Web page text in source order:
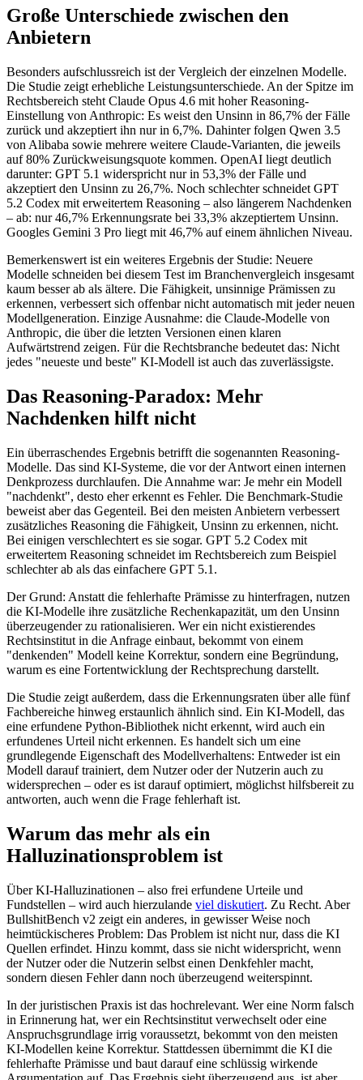
Große Unterschiede zwischen den
Anbietern
Besonders aufschlussreich ist der Vergleich der einzelnen Modelle.
Die Studie zeigt erhebliche Leistungsunterschiede. An der Spitze im
Rechtsbereich steht Claude Opus 4.6 mit hoher Reasoning-
Einstellung von Anthropic: Es weist den Unsinn in 86,7% der Fälle
zurück und akzeptiert ihn nur in 6,7%. Dahinter folgen Qwen 3.5
von Alibaba sowie mehrere weitere Claude-Varianten, die jeweils
auf 80% Zurückweisungsquote kommen. OpenAI liegt deutlich
darunter: GPT 5.1 widerspricht nur in 53,3% der Fälle und
akzeptiert den Unsinn zu 26,7%. Noch schlechter schneidet GPT
5.2 Codex mit erweitertem Reasoning – also längerem Nachdenken
– ab: nur 46,7% Erkennungsrate bei 33,3% akzeptiertem Unsinn.
Googles Gemini 3 Pro liegt mit 46,7% auf einem ähnlichen Niveau.
Bemerkenswert ist ein weiteres Ergebnis der Studie: Neuere
Modelle schneiden bei diesem Test im Branchenvergleich insgesamt
kaum besser ab als ältere. Die Fähigkeit, unsinnige Prämissen zu
erkennen, verbessert sich offenbar nicht automatisch mit jeder neuen
Modellgeneration. Einzige Ausnahme: die Claude-Modelle von
Anthropic, die über die letzten Versionen einen klaren
Aufwärtstrend zeigen. Für die Rechtsbranche bedeutet das: Nicht
jedes "neueste und beste" KI-Modell ist auch das zuverlässigste.
Das Reasoning-Paradox: Mehr
Nachdenken hilft nicht
Ein überraschendes Ergebnis betrifft die sogenannten Reasoning-
Modelle. Das sind KI-Systeme, die vor der Antwort einen internen
Denkprozess durchlaufen. Die Annahme war: Je mehr ein Modell
"nachdenkt", desto eher erkennt es Fehler. Die Benchmark-Studie
beweist aber das Gegenteil. Bei den meisten Anbietern verbessert
zusätzliches Reasoning die Fähigkeit, Unsinn zu erkennen, nicht.
Bei einigen verschlechtert es sie sogar. GPT 5.2 Codex mit
erweitertem Reasoning schneidet im Rechtsbereich zum Beispiel
schlechter ab als das einfachere GPT 5.1.
Der Grund: Anstatt die fehlerhafte Prämisse zu hinterfragen, nutzen
die KI-Modelle ihre zusätzliche Rechenkapazität, um den Unsinn
überzeugender zu rationalisieren. Wer ein nicht existierendes
Rechtsinstitut in die Anfrage einbaut, bekommt von einem
"denkenden" Modell keine Korrektur, sondern eine Begründung,
warum es eine Fortentwicklung der Rechtsprechung darstellt.
Die Studie zeigt außerdem, dass die Erkennungsraten über alle fünf
Fachbereiche hinweg erstaunlich ähnlich sind. Ein KI-Modell, das
eine erfundene Python-Bibliothek nicht erkennt, wird auch ein
erfundenes Urteil nicht erkennen. Es handelt sich um eine
grundlegende Eigenschaft des Modellverhaltens: Entweder ist ein
Modell darauf trainiert, dem Nutzer oder der Nutzerin auch zu
widersprechen – oder es ist darauf optimiert, möglichst hilfsbereit zu
antworten, auch wenn die Frage fehlerhaft ist.
Warum das mehr als ein
Halluzinationsproblem ist
Über KI-Halluzinationen – also frei erfundene Urteile und
Fundstellen – wird auch hierzulande viel diskutiert. Zu Recht. Aber
BullshitBench v2 zeigt ein anderes, in gewisser Weise noch
heimtückischeres Problem: Das Problem ist nicht nur, dass die KI
Quellen erfindet. Hinzu kommt, dass sie nicht widerspricht, wenn
der Nutzer oder die Nutzerin selbst einen Denkfehler macht,
sondern diesen Fehler dann noch überzeugend weiterspinnt.
In der juristischen Praxis ist das hochrelevant. Wer eine Norm falsch
in Erinnerung hat, wer ein Rechtsinstitut verwechselt oder eine
Anspruchsgrundlage irrig voraussetzt, bekommt von den meisten
KI-Modellen keine Korrektur. Stattdessen übernimmt die KI die
fehlerhafte Prämisse und baut darauf eine schlüssig wirkende